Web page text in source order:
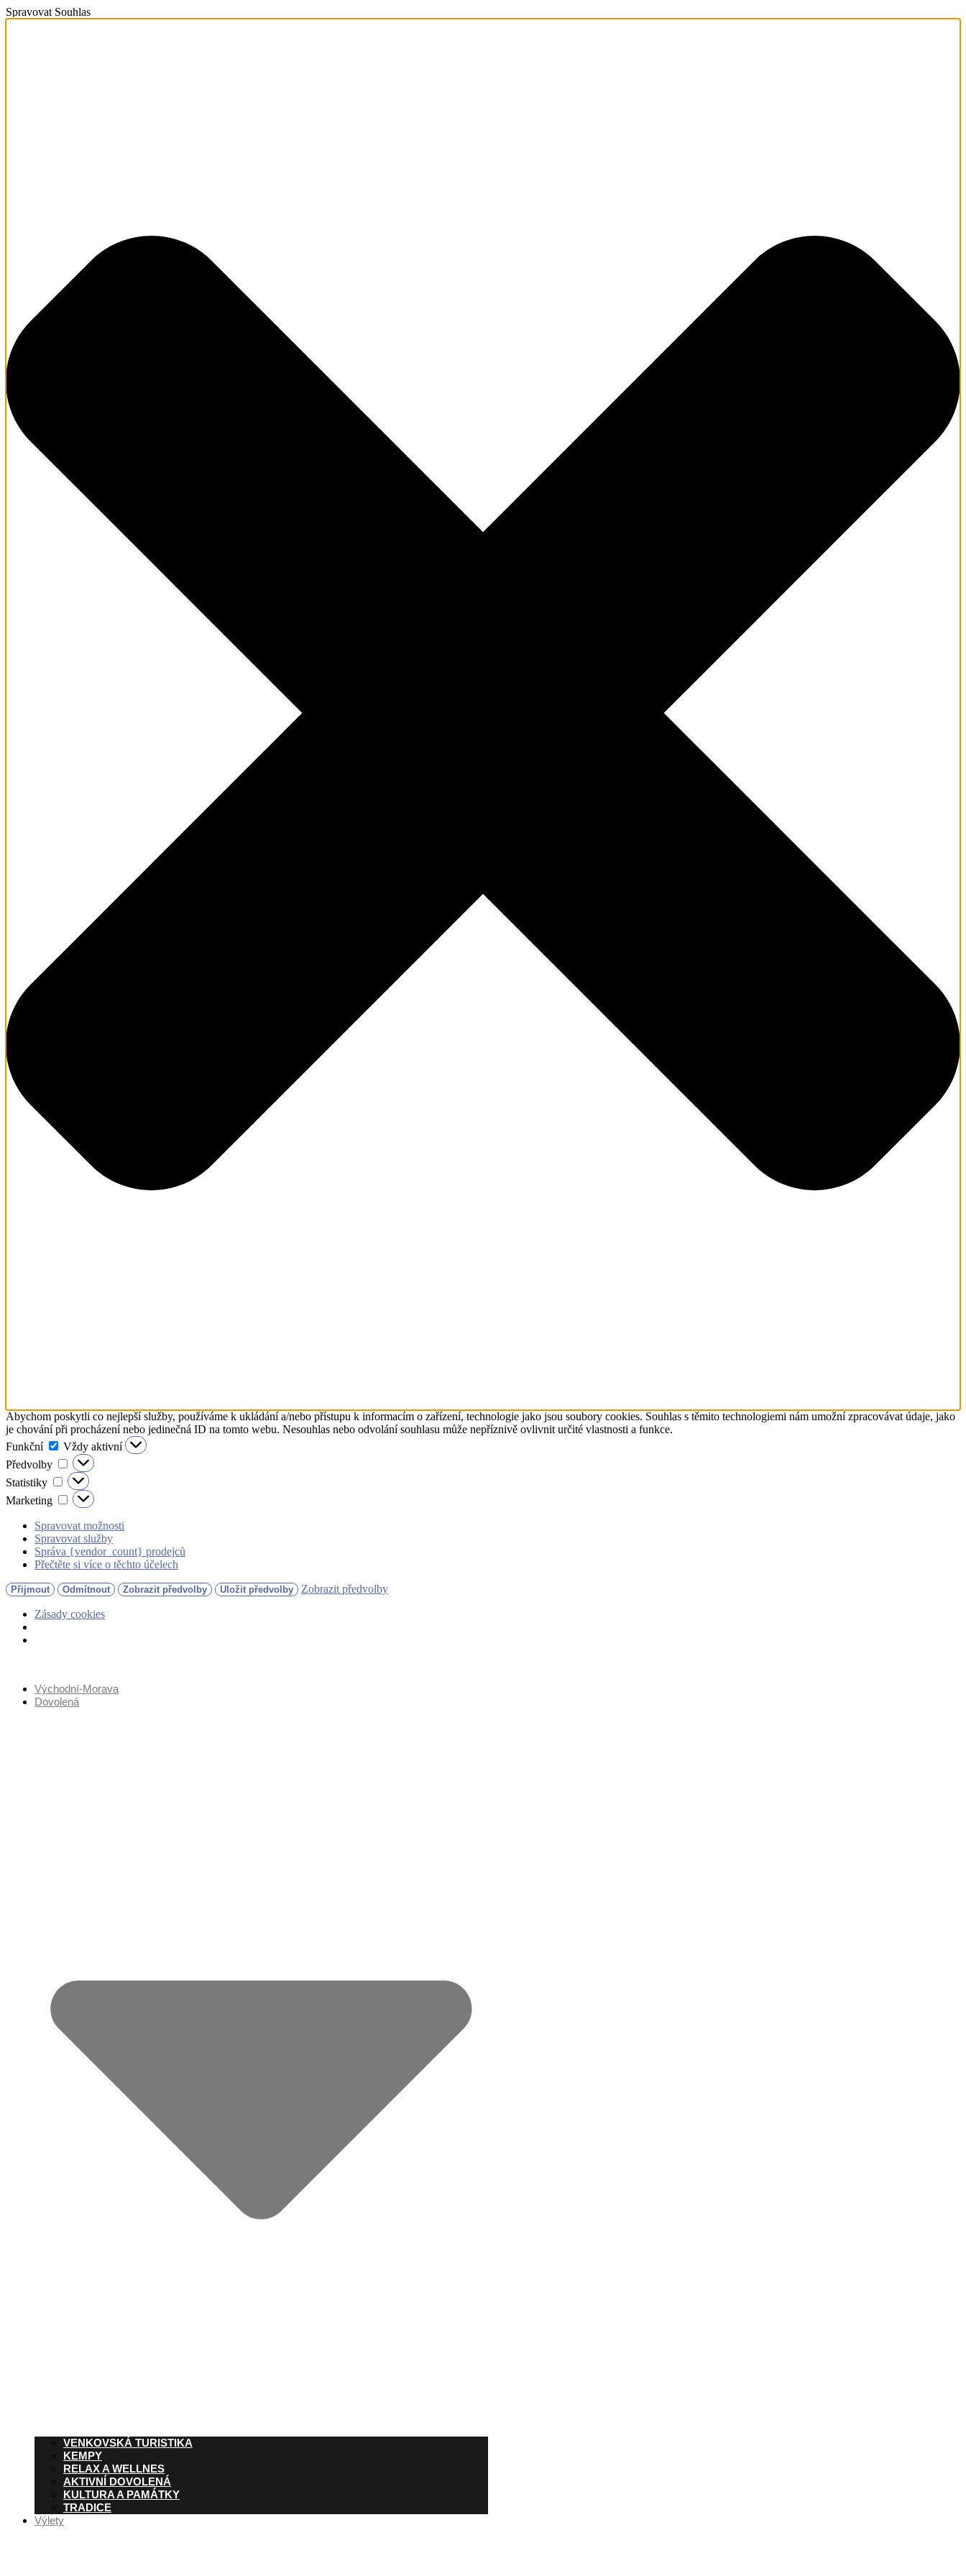
Spravovat Souhlas
Abychom poskytli co nejlepší služby, používáme k ukládání a/nebo přístupu k informacím o zařízení, technologie jako jsou soubory cookies. Souhlas s těmito technologiemi nám umožní zpracovávat údaje, jako
je chování při procházení nebo jedinečná ID na tomto webu. Nesouhlas nebo odvolání souhlasu může nepříznivě ovlivnit určité vlastnosti a funkce.
Funkční
Funkční
Vždy aktivní
Předvolby
Předvolby
Statistiky
Statistiky
Marketing
Marketing
Spravovat možnosti
Spravovat služby
Správa {vendor_count} prodejců
Přečtěte si více o těchto účelech
Přijmout Odmítnout Zobrazit předvolby Uložit předvolby Zobrazit předvolby
Zásady cookies
obsahuVýchodní-Morava
Dovolená
VENKOVSKÁ TURISTIKA
KEMPY
RELAX A WELLNES
AKTIVNÍ DOVOLENÁ
KULTURA A PAMÁTKY
TRADICE
Výlety